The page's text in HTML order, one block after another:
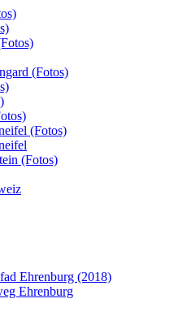
(Fotos)
(Fotos)
(Fotos)
Ehrenburg (2018)
Ehrenburg